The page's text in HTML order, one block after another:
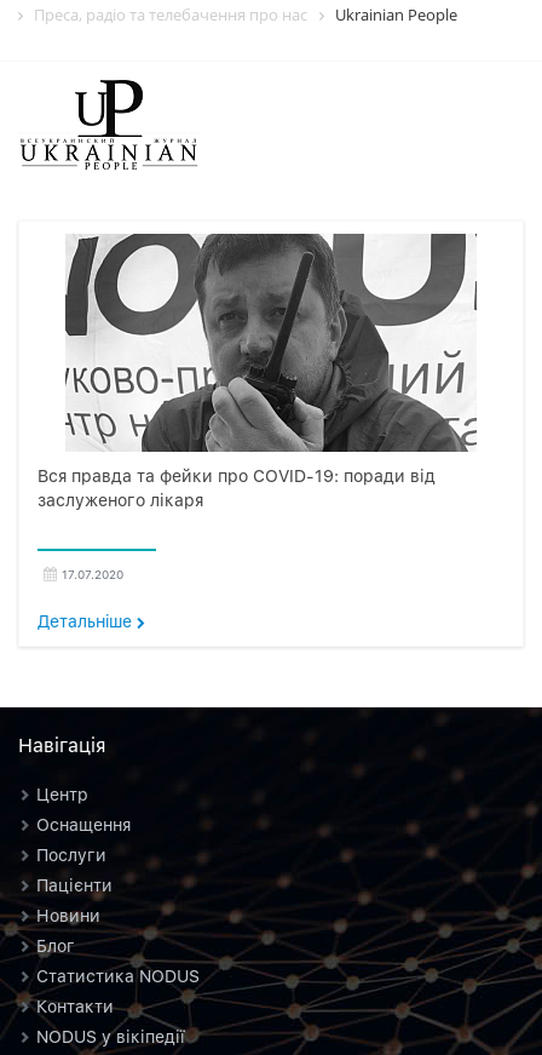
Преса, радіо та телебачення про нас
Ukrainian People
Вся правда та фейки про COVID-19: поради від
заслуженого лікаря
17.07.2020
Детальнiше
Навiгацiя
Центр
Оснащення
Послуги
Пацієнти
Новини
Блог
Статистика NODUS
Контакти
NODUS у вікіпедії